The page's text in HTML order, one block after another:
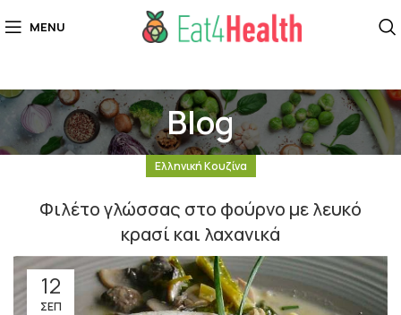
MENU
Blog
Ελληνική Κουζίνα
Φιλέτο γλώσσας στο φούρνο με λευκό
κρασί και λαχανικά
12
ΣΕΠ